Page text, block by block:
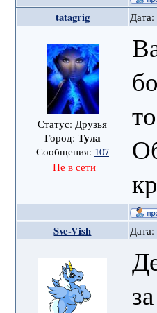
tatagrig Дата:
Статус: Друзья
Город: Тула
Сообщения: 107
Не в сети
Sve-Vish